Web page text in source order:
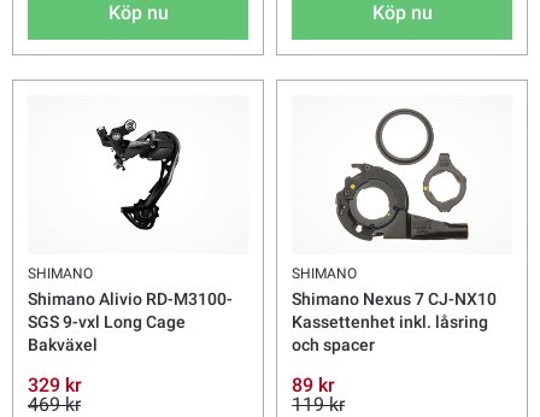
Köp nu Köp nu
SHIMANO
Shimano Alivio RD-M3100-
SGS 9-vxl Long Cage
Bakväxel
329 kr
469 kr
SHIMANO
Shimano Nexus 7 CJ-NX10
Kassettenhet inkl. låsring
och spacer
89 kr
119 kr